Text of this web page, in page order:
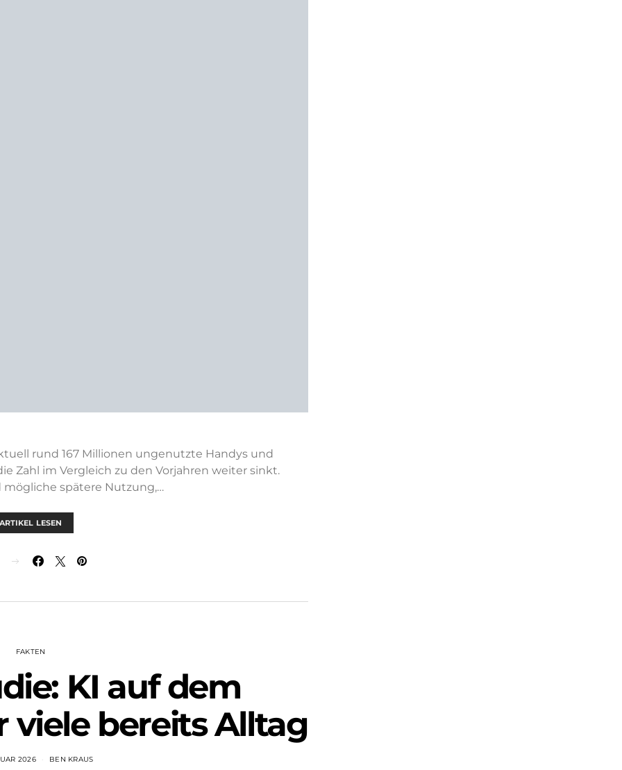
rund 167 Millionen ungenutzte Handys und
Zahl im Vergleich zu den Vorjahren weiter sinkt.
spätere Nutzung,…
ARTIKEL LESEN
FAKTEN
KI auf dem
bereits Alltag
2026 BEN KRAUS